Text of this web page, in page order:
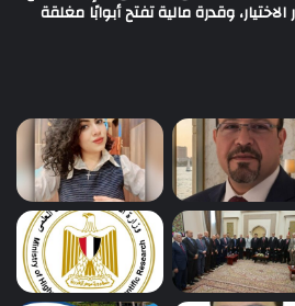
وقدرة مالية تفتح أبوابًا مغلقة